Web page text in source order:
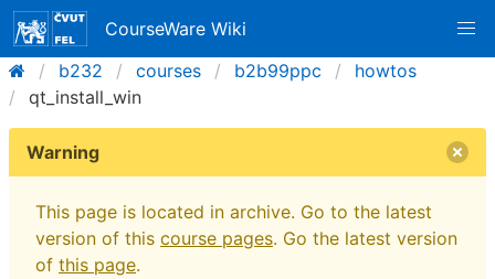
CourseWare Wiki
b232
courses b2b99ppc
howtos
qt_install_win
Warning
This page is located in archive. Go to the latest
version of this course pages. Go the latest version
of this page.